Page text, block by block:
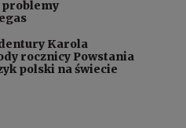
problemy
Karola
rocznicy Powstania
polski na świecie